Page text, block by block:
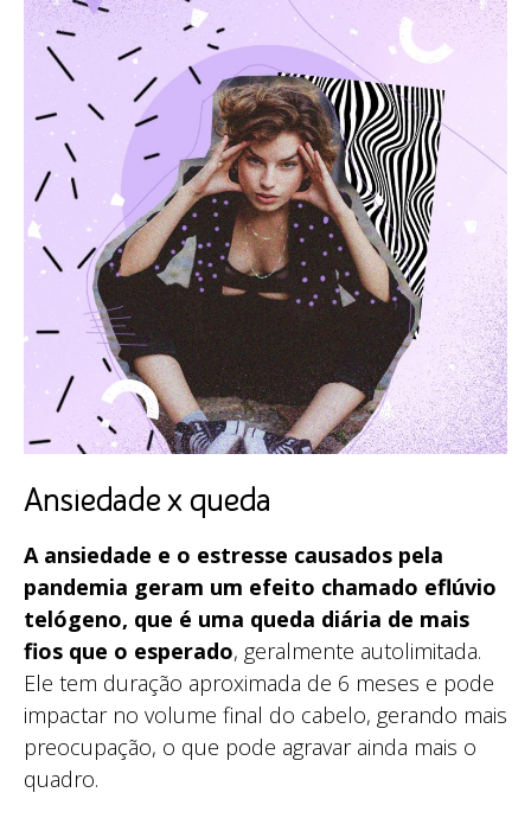
Ansiedade x queda
A ansiedade e o estresse causados pela
pandemia geram um efeito chamado eflúvio
telógeno, que é uma queda diária de mais
fios que o esperado, geralmente autolimitada.
Ele tem duração aproximada de 6 meses e pode
impactar no volume final do cabelo, gerando mais
preocupação, o que pode agravar ainda mais o
quadro.